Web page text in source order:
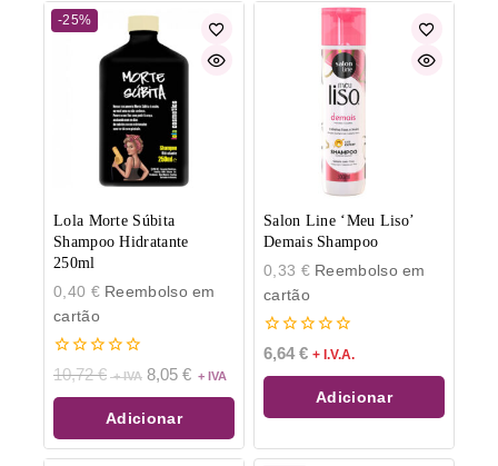
-25%
Lola Morte Súbita
Shampoo Hidratante
250ml
0,40 €Reembolso em
cartão
0
de
5
10,72€ 8,05 €
Adicionar
Salon Line ‘Meu Liso’
Demais Shampoo
0,33 €Reembolso em
cartão
0
de
5
6,64€ + I.V.A.
Adicionar